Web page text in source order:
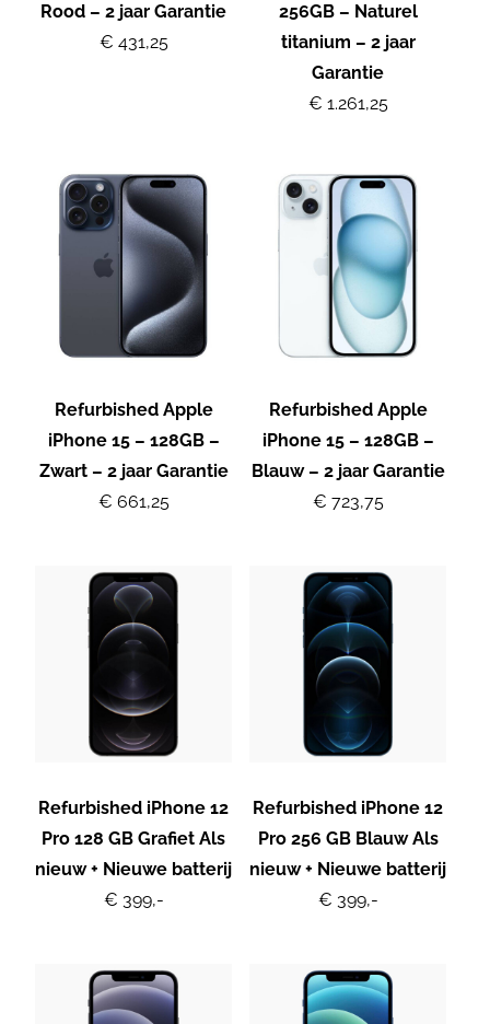
Rood – 2 jaar Garantie
€ 431,25
256GB – Naturel
titanium – 2 jaar
Garantie
€ 1.261,25
Refurbished Apple
iPhone 15 – 128GB –
Zwart – 2 jaar Garantie
€ 661,25
Refurbished Apple
iPhone 15 – 128GB –
Blauw – 2 jaar Garantie
€ 723,75
Refurbished iPhone 12
Pro 128 GB Grafiet Als
nieuw + Nieuwe batterij
€ 399,-
Refurbished iPhone 12
Pro 256 GB Blauw Als
nieuw + Nieuwe batterij
€ 399,-